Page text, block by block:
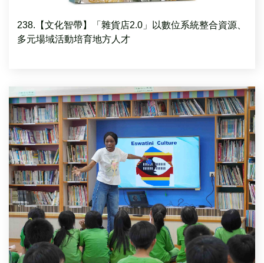
238.【文化智帶】「雜貨店2.0」以數位系統整合資源、
多元場域活動培育地方人才